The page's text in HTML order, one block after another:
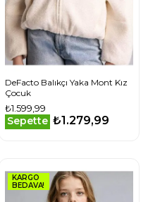
DeFacto Balıkçı Yaka Mont Kız
Çocuk
₺1.599,99
Sepette ₺1.279,99
KARGO
BEDAVA!